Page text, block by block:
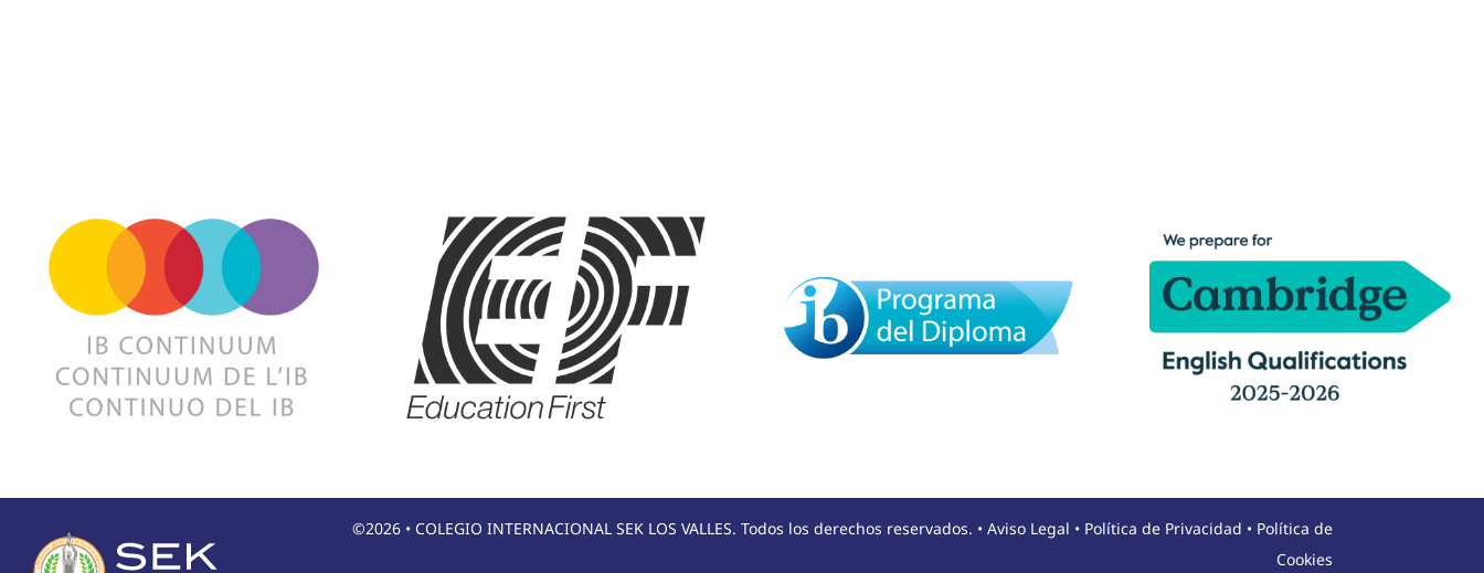
©2026 • COLEGIO INTERNACIONAL SEK LOS VALLES. Todos los derechos reservados. • Aviso Legal • Política de Privacidad • Política de
Cookies